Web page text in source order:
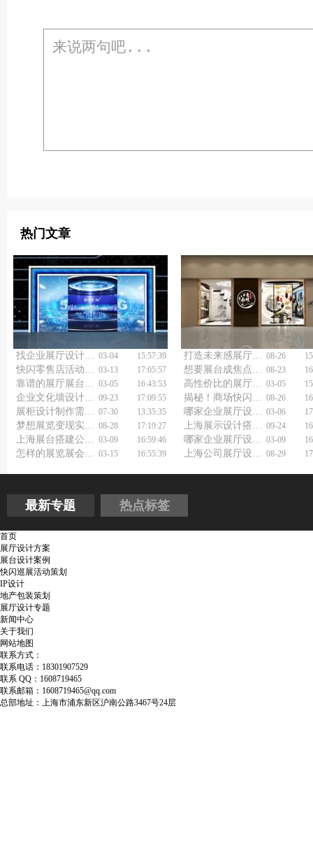
热门文章
找企业展厅设计公司，怎么避坑才能既省心又省一大笔钱呀？ 03-04 15:57:39 打造未来感展厅，上海展厅展馆设计施工公司有高招！ 08-26
03-13 17:05:57 08-23
03-05 16:43:53 高性价比的展厅展台设计公司，到底怎么找？ 03-05
企业文化墙设计制作技巧 09-23 17:09:55 08-26
07-30 13:35:35 03-06
08-28 17:19:27 09-24
03-09 16:59:46 03-09
03-15 16:55:39 08-29
最新专题 热点标签
首页
展厅设计方案
展台设计案例
快闪巡展活动策划
IP设计
地产包装策划
展厅设计专题
新闻中心
关于我们
网站地图
联系方式：
联系电话：18301907529
联系 QQ：1608719465
联系邮箱：1608719465@qq.com
总部地址：上海市浦东新区沪南公路3467号24层